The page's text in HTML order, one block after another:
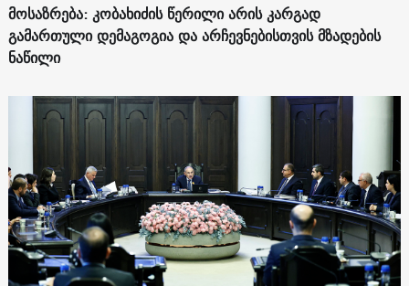
მოსაზრება: კობახიძის წერილი არის კარგად
გამართული დემაგოგია და არჩევნებისთვის მზადების
ნაწილი